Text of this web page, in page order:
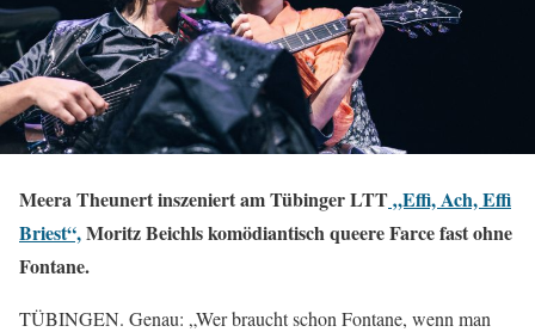
Meera Theunert inszeniert am Tübinger LTT„Effi, Ach, Effi
Briest“,Moritz Beichls komödiantisch queere Farce fast ohne
Fontane.
TÜBINGEN. Genau: „Wer braucht schon Fontane, wenn man